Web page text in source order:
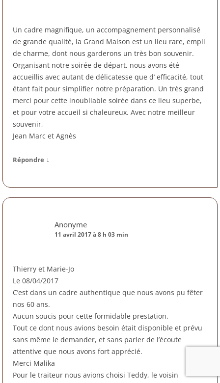
Un cadre magnifique, un accompagnement personnalisé
de grande qualité, la Grand Maison est un lieu rare, empli
de charme, dont nous garderons un très bon souvenir.
Organisant notre soirée de départ, nous avons été
accueillis avec autant de délicatesse que d’ efficacité, tout
étant fait pour simplifier notre préparation. Un très grand
merci pour cette inoubliable soirée dans ce lieu superbe,
et pour votre accueil si chaleureux. Avec notre meilleur
souvenir,
Jean Marc et Agnès
Répondre ↓
Anonyme
11 avril 2017 à 8 h 03 min
Thierry et Marie-Jo
Le 08/04/2017
C’est dans un cadre authentique que nous avons pu fêter
nos 60 ans.
Aucun soucis pour cette formidable prestation.
Tout ce dont nous avions besoin était disponible et prévu
sans même le demander, et sans parler de l’écoute
attentive que nous avons fort apprécié.
Merci Malika
Pour le traiteur nous avions choisi Teddy, le voisin